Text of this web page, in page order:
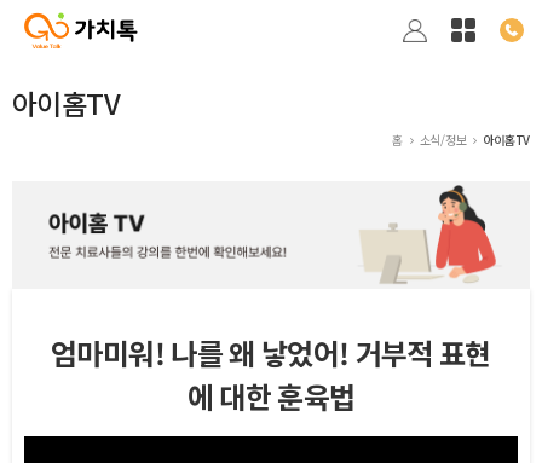
아이홈TV
홈 소식/정보 아이홈TV
엄마미워! 나를 왜 낳었어! 거부적 표현
에 대한 훈육법